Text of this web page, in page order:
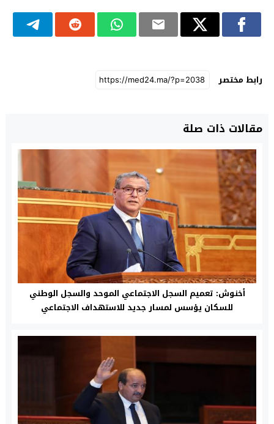
رابط مختصر
مقالات ذات صلة
أخنوش: تعميم السجل الاجتماعي الموحد والسجل الوطني
للسكان يؤسس لمسار جديد للاستهداف الاجتماعي